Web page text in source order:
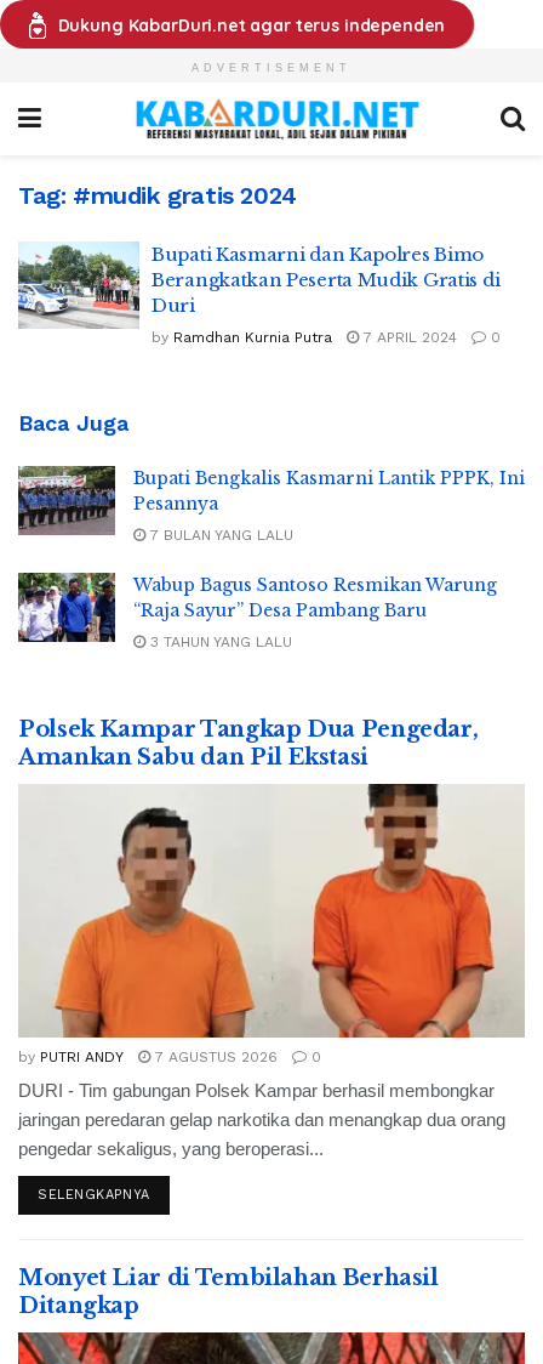
Dukung KabarDuri.net agar terus independen
ADVERTISEMENT
Tag: #mudik gratis 2024
Bupati Kasmarni dan Kapolres Bimo
Berangkatkan Peserta Mudik Gratis di
Duri
by Ramdhan Kurnia Putra 7 APRIL 2024 0
Baca Juga
Bupati Bengkalis Kasmarni Lantik PPPK, Ini
Pesannya
7 BULAN YANG LALU
Wabup Bagus Santoso Resmikan Warung
“Raja Sayur” Desa Pambang Baru
3 TAHUN YANG LALU
Polsek Kampar Tangkap Dua Pengedar,
Amankan Sabu dan Pil Ekstasi
by PUTRI ANDY 7 AGUSTUS 2026 0
DURI - Tim gabungan Polsek Kampar berhasil membongkar
jaringan peredaran gelap narkotika dan menangkap dua orang
pengedar sekaligus, yang beroperasi...
SELENGKAPNYA
Monyet Liar di Tembilahan Berhasil
Ditangkap